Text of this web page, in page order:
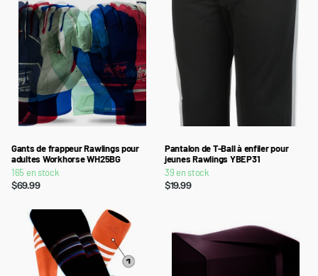
Gants de frappeur Rawlings pour
adultes Workhorse WH25BG
165 en stock
$69.99
Pantalon de T-Ball à enfiler pour
jeunes Rawlings YBEP31
39 en stock
$19.99